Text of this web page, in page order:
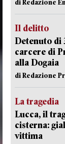
di Redazione
Il delitto
Detenuto di
carcere di
alla Dogaia
di Redazione
La tragedia
Lucca, il
cisterna:
vittima